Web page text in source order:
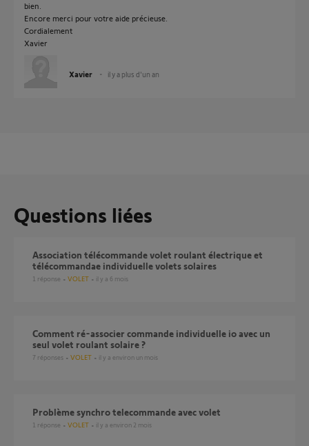
bien.
Encore merci pour votre aide précieuse.
Cordialement
Xavier
Xavier il y a plus d'un an
Questions liées
Association télécommande volet roulant électrique et
télécommandae individuelle volets solaires
1 réponse VOLET il y a 6 mois
Comment ré-associer commande individuelle io avec un
seul volet roulant solaire ?
7 réponses VOLET il y a environ un mois
Problème synchro telecommande avec volet
1 réponse VOLET il y a environ 2 mois